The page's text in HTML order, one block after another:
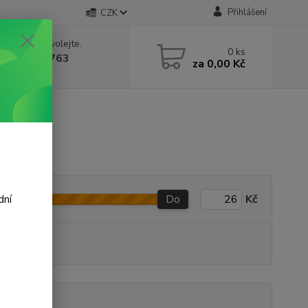
CZK Přihlášení
rady? Zavolejte.
388 763
8 - 14h
0 ks
za 0,00 Kč
Do Kč